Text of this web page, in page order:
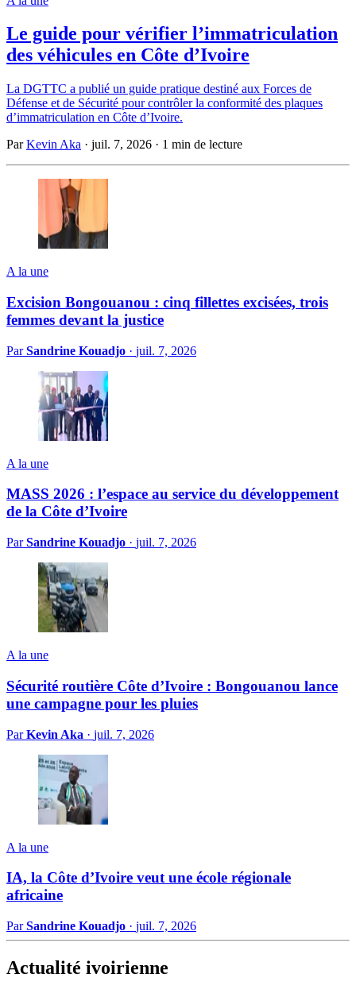
Le guide pour vérifier l’immatriculation
des véhicules en Côte d’Ivoire
La DGTTC a publié un guide pratique destiné aux Forces de
Défense et de Sécurité pour contrôler la conformité des plaques
d’immatriculation en Côte d’Ivoire.
ParKevin Aka · juil. 7, 2026 · 1 min de lecture
A la une
Excision Bongouanou : cinq fillettes excisées, trois
femmes devant la justice
ParSandrine Kouadjo · juil. 7, 2026
A la une
MASS 2026 : l’espace au service du développement
de la Côte d’Ivoire
ParSandrine Kouadjo · juil. 7, 2026
A la une
Sécurité routière Côte d’Ivoire : Bongouanou lance
une campagne pour les pluies
ParKevin Aka · juil. 7, 2026
A la une
IA, la Côte d’Ivoire veut une école régionale
africaine
ParSandrine Kouadjo · juil. 7, 2026
Actualité ivoirienne